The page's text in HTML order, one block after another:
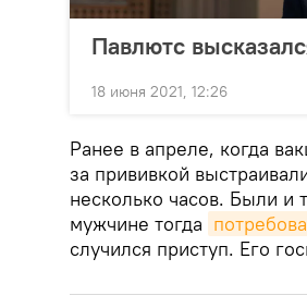
Павлютс
18 июня 2021, 12:26
Ранее в апреле, когда
за прививкой
несколько часов. Были и
мужчине тогда
случился приступ. Его